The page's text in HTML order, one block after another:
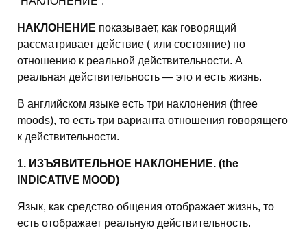
НАКЛОНЕНИЕ показывает, как говорящий
рассматривает действие ( или состояние) по
отношению к реальной действительности. А
реальная действительность — это и есть жизнь.
В английском языке есть три наклонения (three
moods), то есть три варианта отношения говорящего
к действительности.
1. ИЗЪЯВИТЕЛЬНОЕ НАКЛОНЕНИЕ. (the
INDICATIVE MOOD)
Язык, как средство общения отображает жизнь, то
есть отображает реальную действительность.